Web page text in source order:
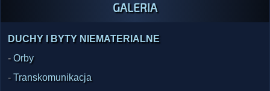
GALERIA
DUCHY I BYTY NIEMATERIALNE
-Orby
-Transkomunikacja